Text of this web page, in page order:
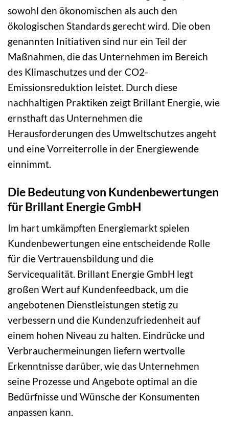
sowohl den ökonomischen als auch den
ökologischen Standards gerecht wird. Die oben
genannten Initiativen sind nur ein Teil der
Maßnahmen, die das Unternehmen im Bereich
des Klimaschutzes und der CO2-
Emissionsreduktion leistet. Durch diese
nachhaltigen Praktiken zeigt Brillant Energie, wie
ernsthaft das Unternehmen die
Herausforderungen des Umweltschutzes angeht
und eine Vorreiterrolle in der Energiewende
einnimmt.
Die Bedeutung von Kundenbewertungen
für Brillant Energie GmbH
Im hart umkämpften Energiemarkt spielen
Kundenbewertungen eine entscheidende Rolle
für die Vertrauensbildung und die
Servicequalität. Brillant Energie GmbH legt
großen Wert auf Kundenfeedback, um die
angebotenen Dienstleistungen stetig zu
verbessern und die Kundenzufriedenheit auf
einem hohen Niveau zu halten. Eindrücke und
Verbrauchermeinungen liefern wertvolle
Erkenntnisse darüber, wie das Unternehmen
seine Prozesse und Angebote optimal an die
Bedürfnisse und Wünsche der Konsumenten
anpassen kann.